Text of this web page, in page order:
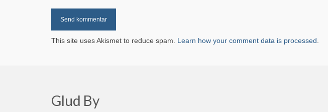
This site uses Akismet to reduce spam. Learn how your comment data is processed
Glud By